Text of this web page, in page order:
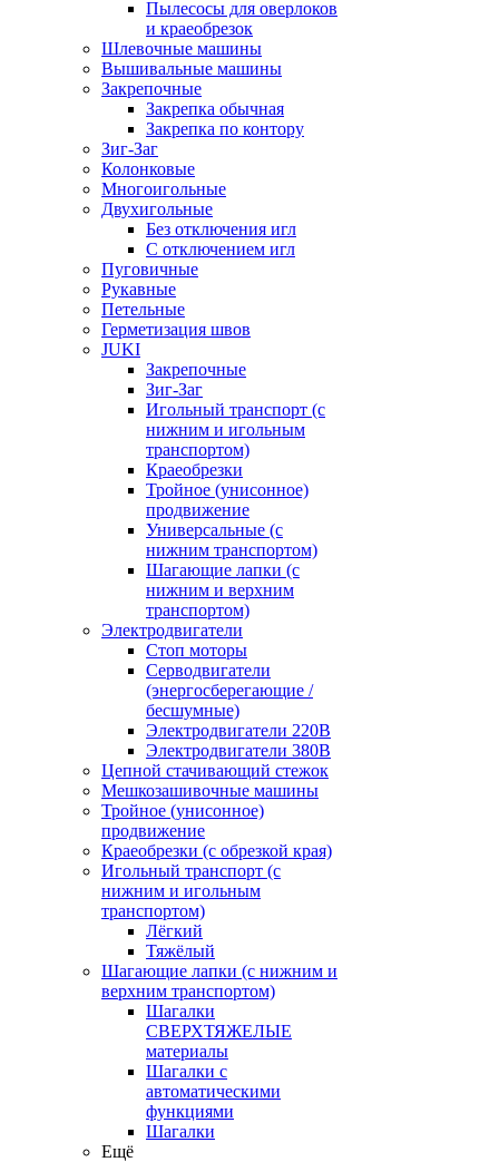
Пылесосы для оверлоков
и краеобрезок
Шлевочные машины
Вышивальные машины
Закрепочные
Закрепка обычная
Закрепка по контору
Зиг-Заг
Колонковые
Многоигольные
Двухигольные
Без отключения игл
С отключением игл
Пуговичные
Рукавные
Петельные
Герметизация швов
JUKI
Закрепочные
Зиг-Заг
Игольный транспорт (с
нижним и игольным
транспортом)
Краеобрезки
Тройное (унисонное)
продвижение
Универсальные (с
нижним транспортом)
Шагающие лапки (с
нижним и верхним
транспортом)
Электродвигатели
Стоп моторы
Серводвигатели
(энергосберегающие /
бесшумные)
Электродвигатели 220В
Электродвигатели 380В
Цепной стачивающий стежок
Мешкозашивочные машины
Тройное (унисонное)
продвижение
Краеобрезки (с обрезкой края)
Игольный транспорт (с
нижним и игольным
транспортом)
Лёгкий
Тяжёлый
Шагающие лапки (с нижним и
верхним транспортом)
Шагалки
СВЕРХТЯЖЕЛЫЕ
материалы
Шагалки с
автоматическими
функциями
Шагалки
Ещё